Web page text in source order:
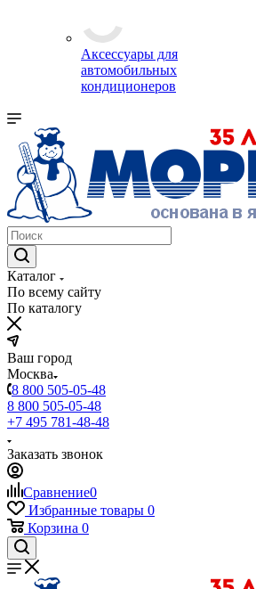
Аксессуары для
автомобильных
кондиционеров
Каталог
По всему сайту
По каталогу
Ваш город
Москва
8 800 505-05-48
8 800 505-05-48
+7 495 781-48-48
Заказать звонок
Сравнение0
Избранные товары 0
Корзина 0